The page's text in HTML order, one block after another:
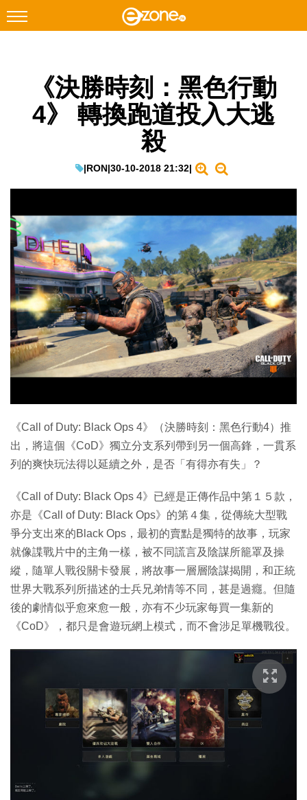
Facebook Instagram
科技焦點
教學評測
EduTech
IT Times
生成式AI與雲端應用
Enterprise Digital Transformation
特集
《決勝時刻：黑色行動
4》 轉換跑道投入大逃
殺
|RON|30-10-2018 21:32|
《Call of Duty: Black Ops 4》（決勝時刻：黑色行動4）推
出，將這個《CoD》獨立分支系列帶到另一個高鋒，一貫系
列的爽快玩法得以延續之外，是否「有得亦有失」？
《Call of Duty: Black Ops 4》已經是正傳作品中第１５款，
亦是《Call of Duty: Black Ops》的第４集，從傳統大型戰
爭分支出來的Black Ops，最初的賣點是獨特的故事，玩家
就像諜戰片中的主角一樣，被不同謊言及陰謀所籠罩及操
縱，隨單人戰役關卡發展，將故事一層層陰謀揭開，和正統
世界大戰系列所描述的士兵兄弟情等不同，甚是過癮。但隨
後的劇情似乎愈來愈一般，亦有不少玩家每買一集新的
《CoD》，都只是會遊玩網上模式，而不會涉足單機戰役。